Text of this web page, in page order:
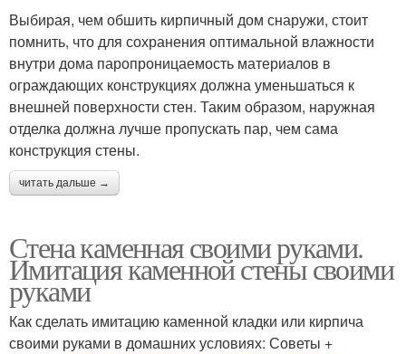
Выбирая, чем обшить кирпичный дом снаружи, стоит
помнить, что для сохранения оптимальной влажности
внутри дома паропроницаемость материалов в
ограждающих конструкциях должна уменьшаться к
внешней поверхности стен. Таким образом, наружная
отделка должна лучше пропускать пар, чем сама
конструкция стены.
читать дальше →
Стена каменная своими руками.
Имитация каменной стены своими
руками
Как сделать имитацию каменной кладки или кирпича
своими руками в домашних условиях: Советы +